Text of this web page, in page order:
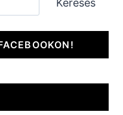
Keresés